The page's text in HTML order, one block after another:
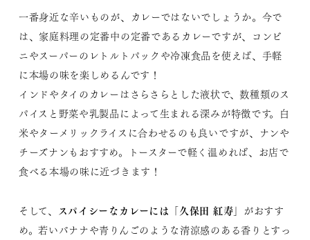
一番身近な辛いものが、カレーではないでしょうか。今で
は、家庭料理の定番中の定番であるカレーですが、コンビ
ニやスーパーのレトルトパックや冷凍食品を使えば、手軽
に本場の味を楽しめるんです！
インドやタイのカレーはさらさらとした液状で、数種類のス
パイスと野菜や乳製品によって生まれる深みが特徴です。白
米やターメリックライスに合わせるのも良いですが、ナンや
チーズナンもおすすめ。トースターで軽く温めれば、お店で
食べる本場の味に近づきます！
そして、 スパイシーなカレーには「久保田 紅寿」
がおすす
め。若いバナナや青りんごのような清涼感のある香りとすっ